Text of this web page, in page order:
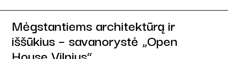
Mėgstantiems architektūrą ir
iššūkius – savanorystė „Open